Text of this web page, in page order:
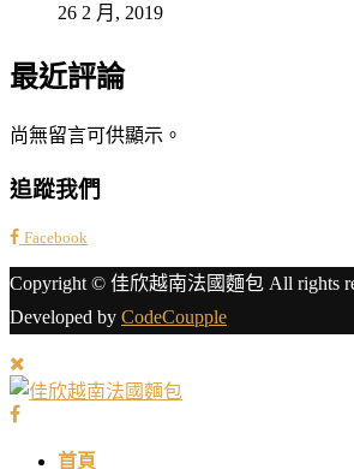
26 2 月, 2019
最近評論
尚無留言可供顯示。
追蹤我們
Facebook
Copyright © 佳欣越南法國麵包 All rights
Developed by CodeCoupple
首頁